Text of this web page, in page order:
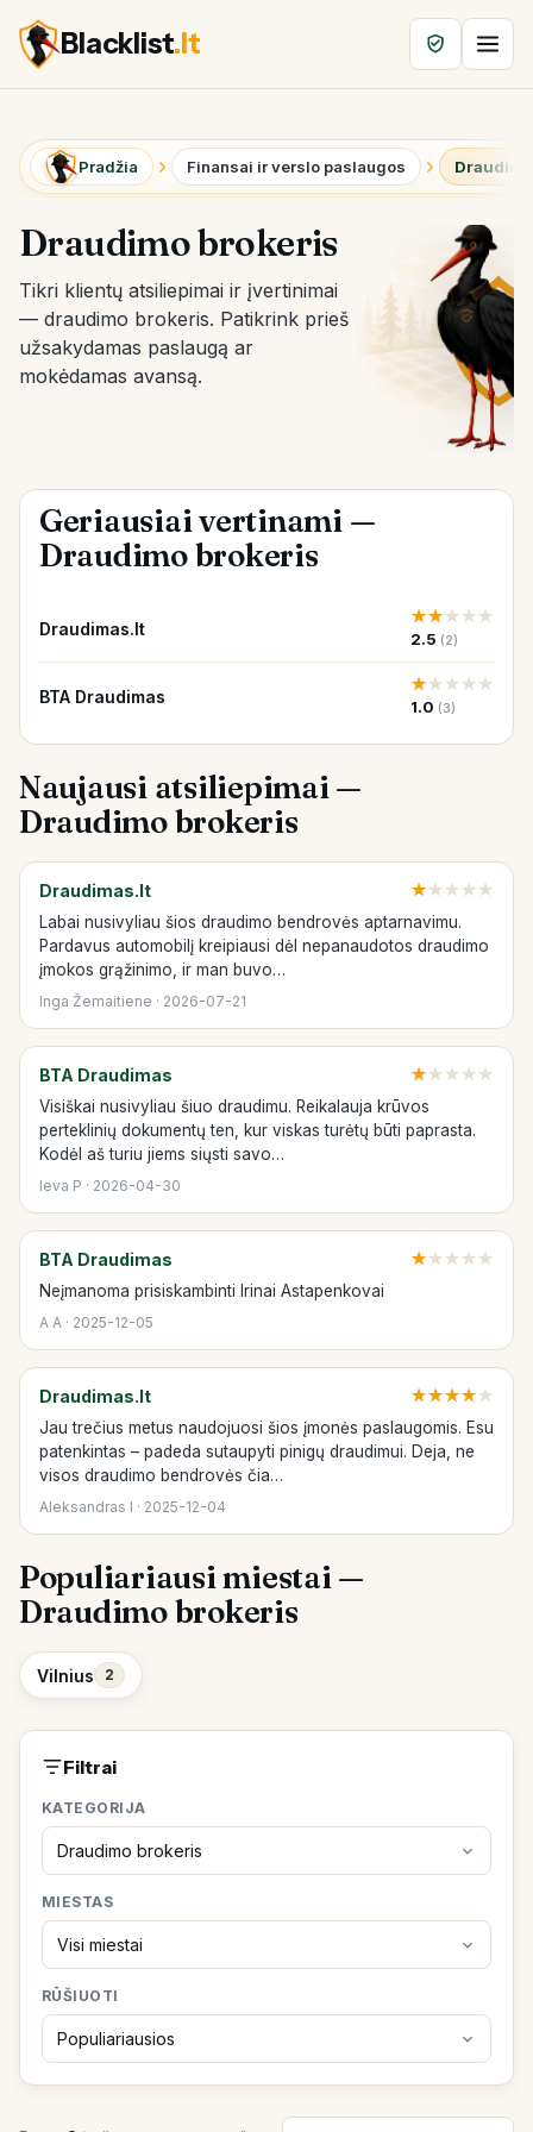
Blacklist.lt
Pradžia Finansai ir verslo paslaugos
Draudimo brokeris
Tikri klientų atsiliepimai ir įvertinimai
— draudimo brokeris. Patikrink prieš
užsakydamas paslaugą ar
mokėdamas avansą.
Geriausiai vertinami —
Draudimo brokeris
Draudimas.lt
★★★★★
2.5 (2)
BTA Draudimas
★★★★★
1.0 (3)
Naujausi atsiliepimai —
Draudimo brokeris
Draudimas.lt ★★★★★
Labai nusivyliau šios draudimo bendrovės aptarnavimu.
Pardavus automobilį kreipiausi dėl nepanaudotos draudimo
įmokos grąžinimo, ir man buvo…
Inga Žemaitiene · 2026-07-21
BTA Draudimas ★★★★★
Visiškai nusivyliau šiuo draudimu. Reikalauja krūvos
perteklinių dokumentų ten, kur viskas turėtų būti paprasta.
Kodėl aš turiu jiems siųsti savo…
Ieva P · 2026-04-30
BTA Draudimas ★★★★★
Neįmanoma prisiskambinti Irinai Astapenkovai
A A · 2025-12-05
Draudimas.lt ★★★★★
Jau trečius metus naudojuosi šios įmonės paslaugomis. Esu
patenkintas – padeda sutaupyti pinigų draudimui. Deja, ne
visos draudimo bendrovės čia…
Aleksandras I · 2025-12-04
Populiariausi miestai —
Draudimo brokeris
Vilnius 2
Filtrai
KATEGORIJA
MIESTAS
RŪŠIUOTI